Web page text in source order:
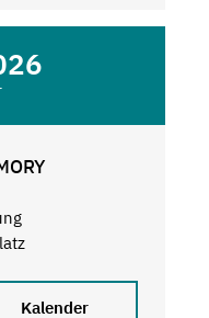
Kalender